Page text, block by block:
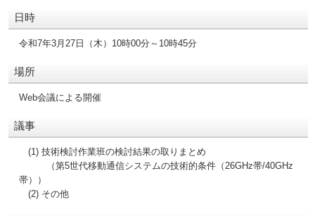
日時
令和7年3月27日（木）10時00分～10時45分
場所
Web会議による開催
議事
(1) 技術検討作業班の検討結果の取りまとめ
（第5世代移動通信システムの技術的条件（26GHz帯/40GHz
帯））
(2) その他